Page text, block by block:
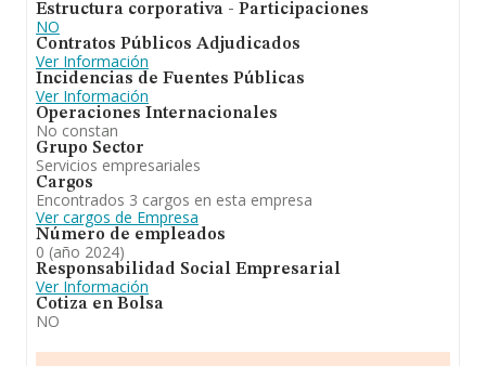
Estructura corporativa - Participaciones
NO
Contratos Públicos Adjudicados
Ver Información
Incidencias de Fuentes Públicas
Ver Información
Operaciones Internacionales
No constan
Grupo Sector
Servicios empresariales
Cargos
Encontrados 3 cargos en esta empresa
Ver cargos de Empresa
Número de empleados
0 (año 2024)
Responsabilidad Social Empresarial
Ver Información
Cotiza en Bolsa
NO